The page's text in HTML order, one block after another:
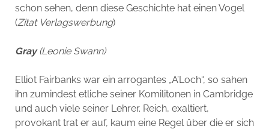
schon sehen, denn diese Geschichte hat einen Vogel
(Zitat Verlagswerbung)
Gray(Leonie Swann)
Elliot Fairbanks war ein arrogantes „A’Loch“, so sahen
ihn zumindest etliche seiner Komilitonen in Cambridge
und auch viele seiner Lehrer. Reich, exaltiert,
provokant trat er auf, kaum eine Regel über die er sich